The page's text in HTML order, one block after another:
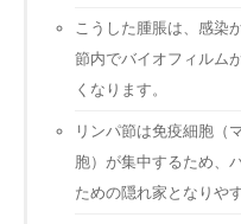
こうした腫脹は、感染
節内でバイオフィルム
くなります。
リンパ節は免疫細胞（
胞）が集中するため、
ための隠れ家となりや